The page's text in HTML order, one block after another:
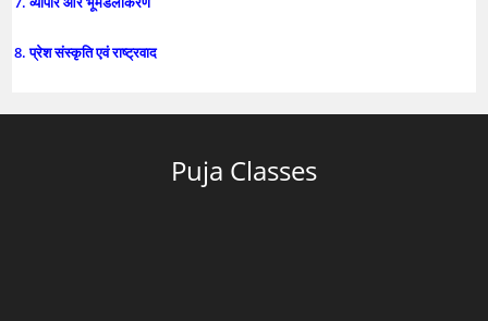
8. प्रेश संस्कृति एवं राष्ट्रवाद
Puja Classes